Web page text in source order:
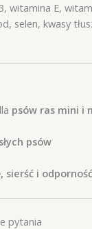
witamina E,
selen, kwasy
psów ras mini i
psów
sierść i odporność
pytania